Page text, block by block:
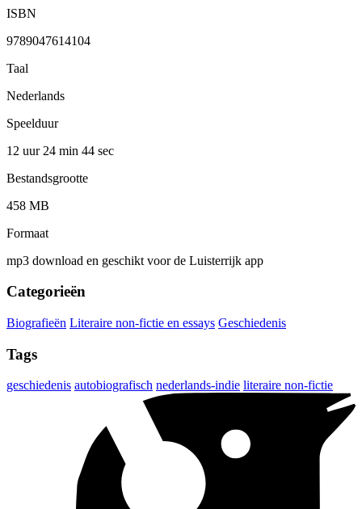
ISBN
9789047614104
Taal
Nederlands
Speelduur
12 uur 24 min 44 sec
Bestandsgrootte
458 MB
Formaat
mp3 download en geschikt voor de Luisterrijk app
Categorieën
Biografieën Literaire non-fictie en essays Geschiedenis
Tags
geschiedenis autobiografisch nederlands-indie literaire non-fictie